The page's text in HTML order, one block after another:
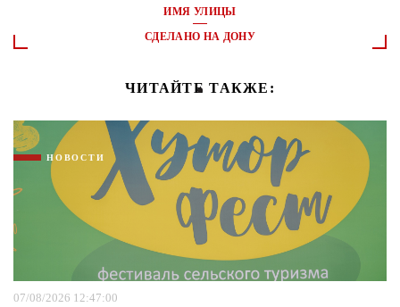
ИМЯ УЛИЦЫ
СДЕЛАНО НА ДОНУ
ЧИТАЙТЕ ТАКЖЕ:
НОВОСТИ
07/08/2026 12:47:00